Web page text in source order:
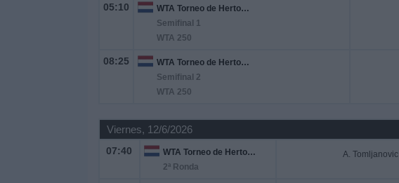
05:10
WTA Torneo de Hertogenbosch
Semifinal 1
WTA 250
08:25
WTA Torneo de Hertogenbosch
Semifinal 2
WTA 250
Viernes, 12/6/2026
07:40
WTA Torneo de Hertogenbosch
2ª Ronda
A. Tomljanovic